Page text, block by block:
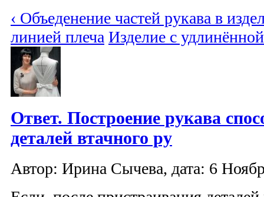
‹ Объеденение частей рукава в
линией плеча Изделие с
Ответ. Построение рукава
деталей втачного ру
Автор: Ирина Сычева, дата: 6